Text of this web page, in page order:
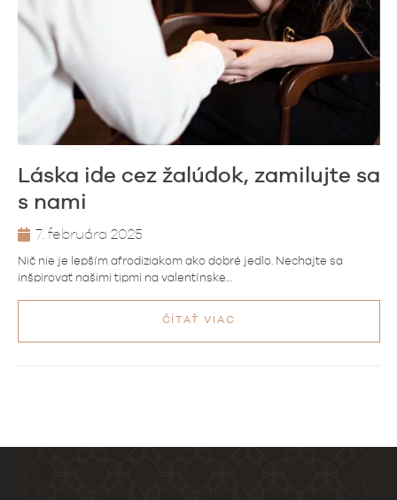
Láska ide cez žalúdok, zamilujte sa
s nami
7. februára 2025
Nič nie je lepším afrodiziakom ako dobré jedlo. Nechajte sa
inšpirovať našimi tipmi na valentínske…
ČÍTAŤ VIAC